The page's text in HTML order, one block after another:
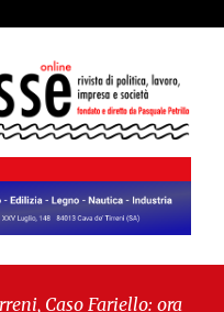
Fariello: ora torniamo